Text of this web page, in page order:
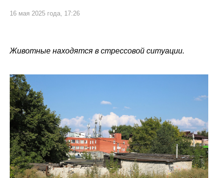
16 мая 2025 года, 17:26
Животные находятся в стрессовой ситуации.